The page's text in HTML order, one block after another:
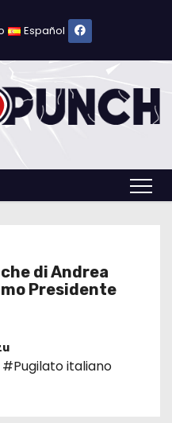
Español
di Andrea
Presidente
#Pugilato italiano